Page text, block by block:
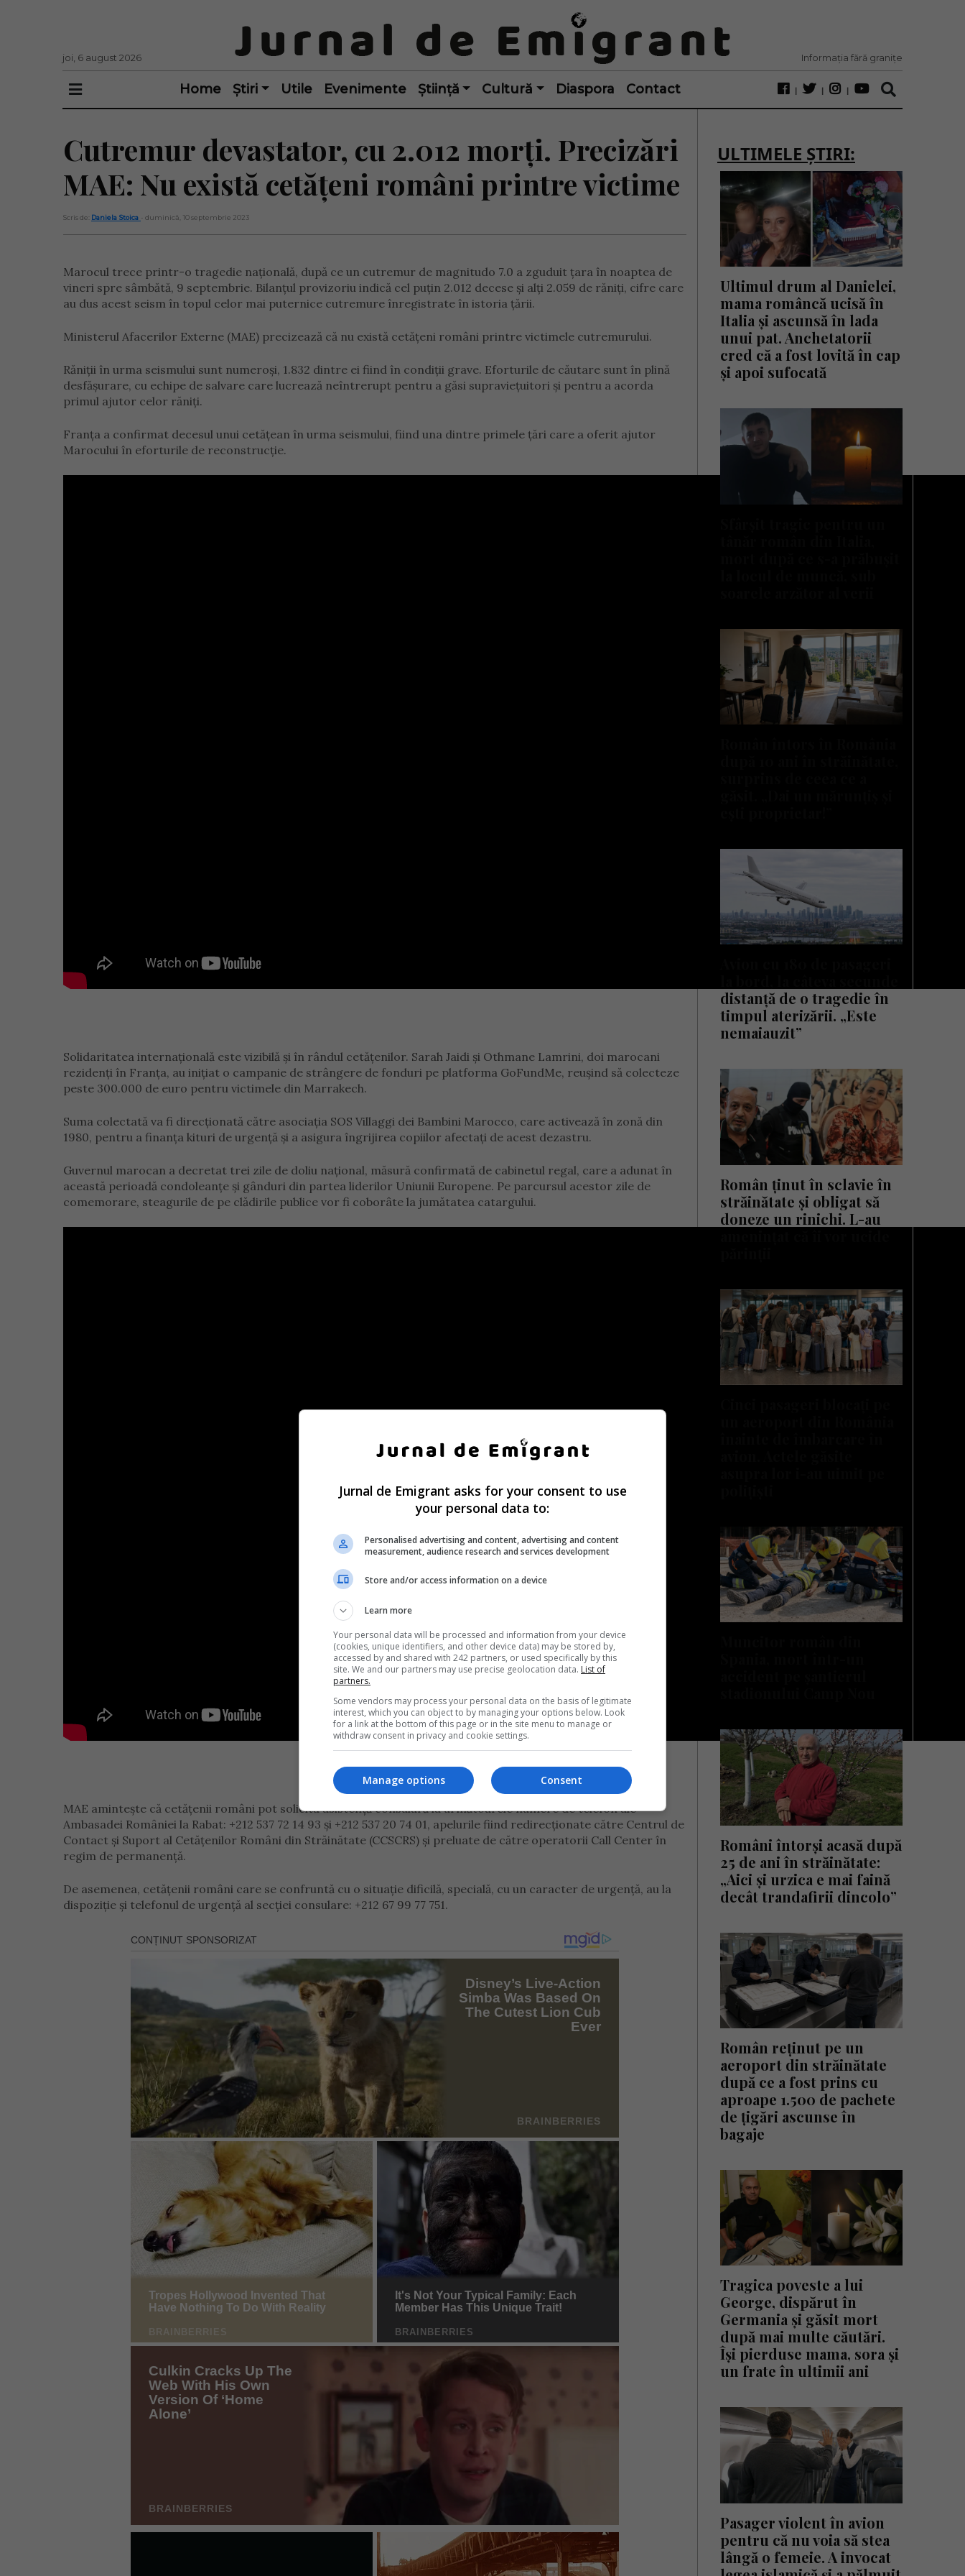
joi, 6 august 2026 Informația fără granițe
Home Știri Utile Evenimente Știință Cultură Diaspora Contact
Cutremur devastator, cu 2.012 morți. Precizări
MAE: Nu există cetățeni români printre victime
Scris de: Daniela Stoica - duminică, 10 septembrie 2023
Marocul trece printr-o tragedie națională, după ce un cutremur de magnitudo 7.0 a zguduit țara în noaptea de
vineri spre sâmbătă, 9 septembrie. Bilanțul provizoriu indică cel puțin 2.012 decese și alți 2.059 de răniți, cifre care
au dus acest seism în topul celor mai puternice cutremure înregistrate în istoria țării.
Ministerul Afacerilor Externe (MAE) precizează că nu există cetățeni români printre victimele cutremurului.
Răniții în urma seismului sunt numeroși, 1.832 dintre ei fiind în condiții grave. Eforturile de căutare sunt în plină
desfășurare, cu echipe de salvare care lucrează neîntrerupt pentru a găsi supraviețuitori și pentru a acorda
primul ajutor celor răniți.
Franța a confirmat decesul unui cetățean în urma seismului, fiind una dintre primele țări care a oferit ajutor
Marocului în eforturile de reconstrucție.
Solidaritatea internațională este vizibilă și în rândul cetățenilor. Sarah Jaidi și Othmane Lamrini, doi marocani
rezidenți în Franța, au inițiat o campanie de strângere de fonduri pe platforma GoFundMe, reușind să colecteze
peste 300.000 de euro pentru victimele din Marrakech.
Suma colectată va fi direcționată către asociația SOS Villaggi dei Bambini Marocco, care activează în zonă din
1980, pentru a finanța kituri de urgență și a asigura îngrijirea copiilor afectați de acest dezastru.
Guvernul marocan a decretat trei zile de doliu național, măsură confirmată de cabinetul regal, care a adunat în
această perioadă condoleanțe și gânduri din partea liderilor Uniunii Europene. Pe parcursul acestor zile de
comemorare, steagurile de pe clădirile publice vor fi coborâte la jumătatea catargului.
MAE amintește că cetățenii români pot solicita asistenţă consulară la următoarele numere de telefon ale
Ambasadei României la Rabat: +212 537 72 14 93 și +212 537 20 74 01, apelurile fiind redirecționate către Centrul de
Contact și Suport al Cetăţenilor Români din Străinătate (CCSCRS) şi preluate de către operatorii Call Center în
regim de permanență.
De asemenea, cetățenii români care se confruntă cu o situație dificilă, specială, cu un caracter de urgență, au la
dispoziție și telefonul de urgență al secției consulare: +212 67 99 77 751.
ULTIMELE ȘTIRI:
Ultimul drum al Danielei,
mama româncă ucisă în
Italia și ascunsă în lada
unui pat. Anchetatorii
cred că a fost lovită în cap
și apoi sufocată
distanță de o tragedie în
timpul aterizării. „Este
nemaiauzit”
Român ținut în sclavie în
străinătate și obligat să
doneze un rinichi. L-au
Români întorși acasă după
25 de ani în străinătate:
„Aici și urzica e mai faină
decât trandafirii dincolo”
Român reținut pe un
aeroport din străinătate
după ce a fost prins cu
aproape 1.500 de pachete
de țigări ascunse în
bagaje
Tragica poveste a lui
George, dispărut în
Germania și găsit mort
după mai multe căutări.
Își pierduse mama, sora și
un frate în ultimii ani
Pasager violent în avion
pentru că nu voia să stea
lângă o femeie. A invocat
Jurnal de Emigrant asks for your consent to use
your personal data to:
Personalised advertising and content, advertising and content
measurement, audience research and services development
Store and/or access information on a device
Learn more
Your personal data will be processed and information from your device
(cookies, unique identifiers, and other device data) may be stored by,
accessed by and shared with 242 partners, or used specifically by this
site. We and our partners may use precise geolocation data. List of
partners.
Some vendors may process your personal data on the basis of legitimate
interest, which you can object to by managing your options below. Look
for a link at the bottom of this page or in the site menu to manage or
withdraw consent in privacy and cookie settings.
Consent
Manage options